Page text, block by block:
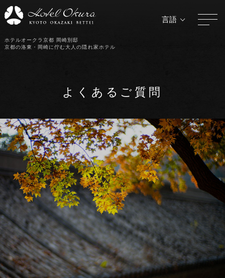
ホテルオークラ京都 岡崎別邸
京都の洛東・岡崎に佇む大人の隠れ家ホテル
言語
よくあるご質問